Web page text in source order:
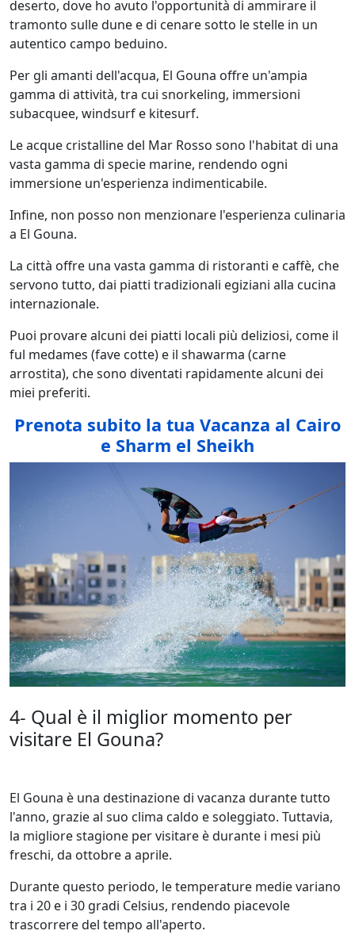
deserto, dove ho avuto l'opportunità di ammirare il
tramonto sulle dune e di cenare sotto le stelle in un
autentico campo beduino.
Per gli amanti dell'acqua, El Gouna offre un'ampia
gamma di attività, tra cui snorkeling, immersioni
subacquee, windsurf e kitesurf.
Le acque cristalline del Mar Rosso sono l'habitat di una
vasta gamma di specie marine, rendendo ogni
immersione un'esperienza indimenticabile.
Infine, non posso non menzionare l'esperienza culinaria
a El Gouna.
La città offre una vasta gamma di ristoranti e caffè, che
servono tutto, dai piatti tradizionali egiziani alla cucina
internazionale.
Puoi provare alcuni dei piatti locali più deliziosi, come il
ful medames (fave cotte) e il shawarma (carne
arrostita), che sono diventati rapidamente alcuni dei
miei preferiti.
Prenota subito la tua Vacanza al Cairo
e Sharm el Sheikh
4- Qual è il miglior momento per
visitare El Gouna?
El Gouna è una destinazione di vacanza durante tutto
l'anno, grazie al suo clima caldo e soleggiato. Tuttavia,
la migliore stagione per visitare è durante i mesi più
freschi, da ottobre a aprile.
Durante questo periodo, le temperature medie variano
tra i 20 e i 30 gradi Celsius, rendendo piacevole
trascorrere del tempo all'aperto.